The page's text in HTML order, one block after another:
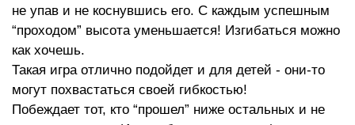
не упав и не коснувшись его. С каждым успешным
“проходом” высота уменьшается! Изгибаться можно
как хочешь.
Такая игра отлично подойдет и для детей - они-то
могут похвастаться своей гибкостью!
Побеждает тот, кто “прошел” ниже остальных и не